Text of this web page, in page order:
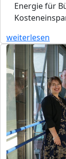
Energie für
weiterlesen